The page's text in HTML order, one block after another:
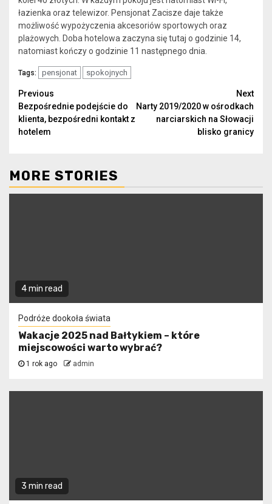
łazienka oraz telewizor. Pensjonat Zacisze daje także
możliwość wypożyczenia akcesoriów sportowych oraz
plażowych. Doba hotelowa zaczyna się tutaj o godzinie 14,
natomiast kończy o godzinie 11 następnego dnia.
Tags: pensjonat spokojnych
Continue
Reading
Previous
Bezpośrednie podejście do
klienta, bezpośredni kontakt z
hotelem
Next
Narty 2019/2020 w ośrodkach
narciarskich na Słowacji
blisko granicy
MORE STORIES
4 min read
Podróże dookoła świata
Wakacje 2025 nad Bałtykiem – które
miejscowości warto wybrać?
1 rok ago admin
3 min read